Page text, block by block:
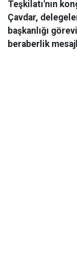
Teşkilatı'nın
Çavdar,
başkanlığı
beraberlik